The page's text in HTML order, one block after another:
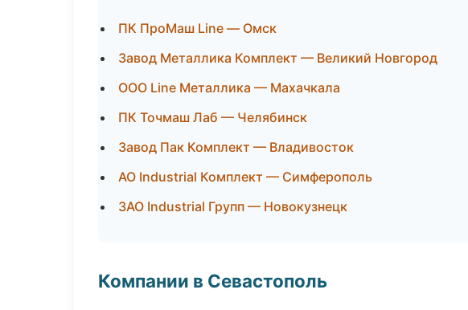
ПК ПроМаш Line — Омск
Завод Металлика Комплект — Великий Новгород
ООО Line Металлика — Махачкала
ПК Точмаш Лаб — Челябинск
Завод Пак Комплект — Владивосток
АО Industrial Комплект — Симферополь
ЗАО Industrial Групп — Новокузнецк
Компании в Севастополь